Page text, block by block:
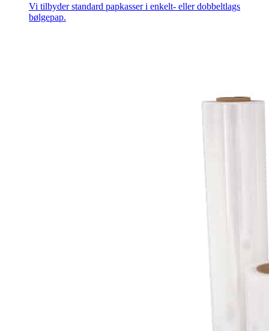
Vi tilbyder standard papkasser i enkelt- eller dobbeltlags
bølgepap.